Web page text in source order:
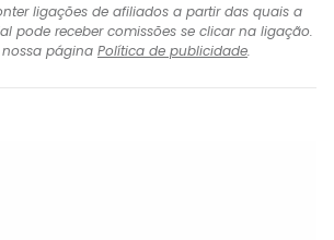
ligações de afiliados a partir das quais a
pode receber comissões se clicar na ligação.
página Política de publicidade.